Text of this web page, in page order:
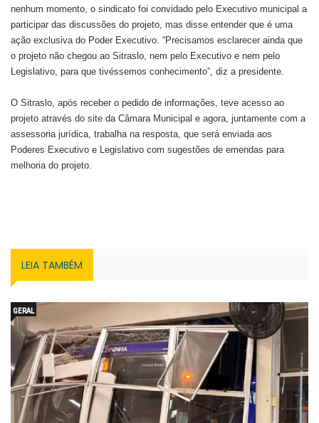
nenhum momento, o sindicato foi convidado pelo Executivo municipal a
participar das discussões do projeto, mas disse entender que é uma
ação exclusiva do Poder Executivo. “Precisamos esclarecer ainda que
o projeto não chegou ao Sitraslo, nem pelo Executivo e nem pelo
Legislativo, para que tivéssemos conhecimento”, diz a presidente.
O Sitraslo, após receber o pedido de informações, teve acesso ao
projeto através do site da Câmara Municipal e agora, juntamente com a
assessoria jurídica, trabalha na resposta, que será enviada aos
Poderes Executivo e Legislativo com sugestões de emendas para
melhoria do projeto.
LEIA TAMBÉM
GERAL